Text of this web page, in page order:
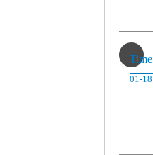
Time
01-18